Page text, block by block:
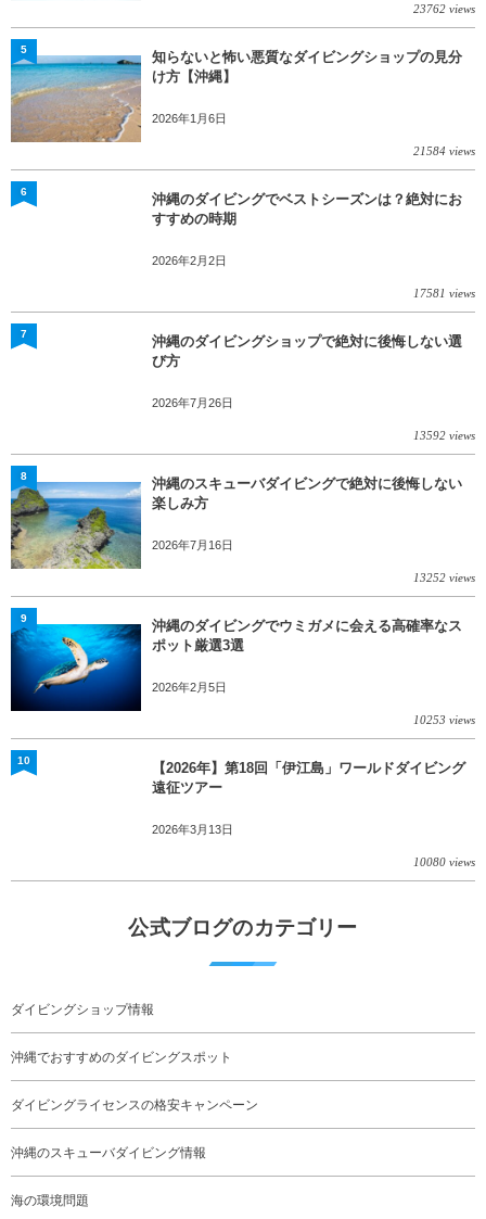
23762 views
知らないと怖い悪質なダイビングショップの見分
け方【沖縄】
2026年1月6日
21584 views
5
沖縄のダイビングでベストシーズンは？絶対にお
すすめの時期
2026年2月2日
17581 views
6
沖縄のダイビングショップで絶対に後悔しない選
び方
2026年7月26日
13592 views
7
沖縄のスキューバダイビングで絶対に後悔しない
楽しみ方
2026年7月16日
13252 views
8
沖縄のダイビングでウミガメに会える高確率なス
ポット厳選3選
2026年2月5日
10253 views
9
【2026年】第18回「伊江島」ワールドダイビング
遠征ツアー
2026年3月13日
10080 views
10
公式ブログのカテゴリー
ダイビングショップ情報
沖縄でおすすめのダイビングスポット
ダイビングライセンスの格安キャンペーン
沖縄のスキューバダイビング情報
海の環境問題